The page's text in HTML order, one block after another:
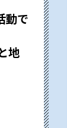
動で
地